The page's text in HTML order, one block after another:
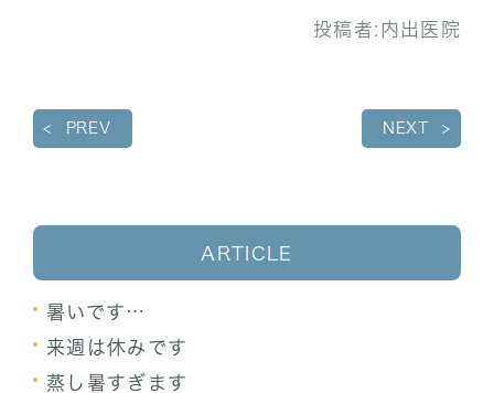
投稿者: 内出医院
PREV NEXT
ARTICLE
暑いです…
来週は休みです
蒸し暑すぎます